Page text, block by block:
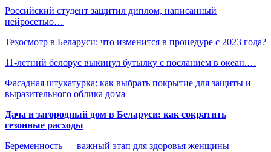
Российский студент защитил диплом, написанный
нейросетью…
Техосмотр в Беларуси: что изменится в процедуре с 2023 года?
11-летний белорус выкинул бутылку с посланием в океан.…
Фасадная штукатурка: как выбрать покрытие для защиты и
выразительного облика дома
Дача и загородный дом в Беларуси: как сократить
сезонные расходы
Беременность — важный этап для здоровья женщины